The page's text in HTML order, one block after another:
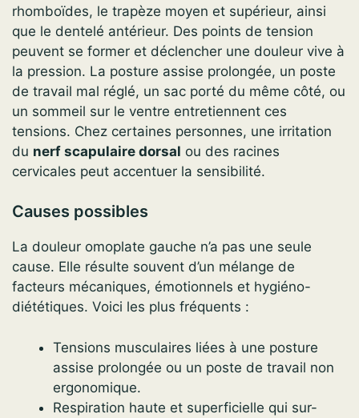
rhomboïdes, le trapèze moyen et supérieur, ainsi
que le dentelé antérieur. Des points de tension
peuvent se former et déclencher une douleur vive à
la pression. La posture assise prolongée, un poste
de travail mal réglé, un sac porté du même côté, ou
un sommeil sur le ventre entretiennent ces
tensions. Chez certaines personnes, une irritation
du nerf scapulaire dorsal ou des racines
cervicales peut accentuer la sensibilité.
Causes possibles
La douleur omoplate gauche n’a pas une seule
cause. Elle résulte souvent d’un mélange de
facteurs mécaniques, émotionnels et hygiéno-
diététiques. Voici les plus fréquents :
Tensions musculaires liées à une posture
assise prolongée ou un poste de travail non
ergonomique.
Respiration haute et superficielle qui sur-